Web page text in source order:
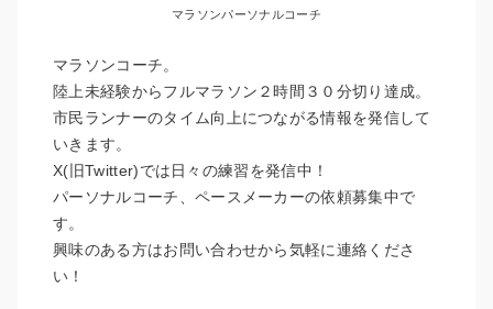
マラソンパーソナルコーチ
マラソンコーチ。
陸上未経験からフルマラソン２時間３０分切り達成。
市民ランナーのタイム向上につながる情報を発信して
いきます。
X(旧Twitter)では日々の練習を発信中！
パーソナルコーチ、ペースメーカーの依頼募集中で
す。
興味のある方はお問い合わせから気軽に連絡くださ
い！